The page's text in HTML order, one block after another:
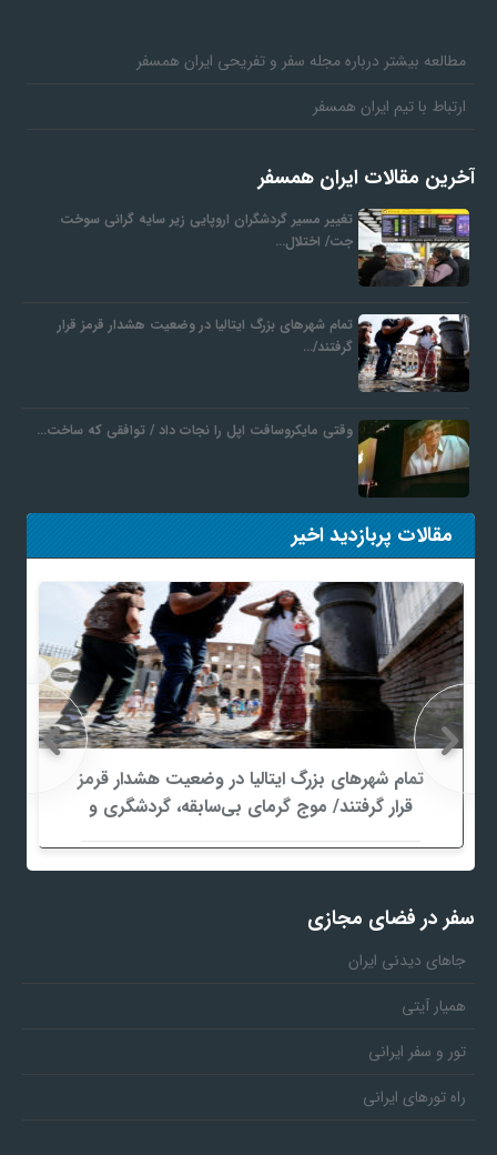
مطالعه بیشتر درباره مجله سفر و تفریحی ایران همسفر
ارتباط با تیم ایران همسفر
آخرین مقالات ایران همسفر
تغییر مسیر گردشگران اروپایی زیر سایه گرانی سوخت
جت/ اختلال…
تمام شهرهای بزرگ ایتالیا در وضعیت هشدار قرمز قرار
گرفتند/…
وقتی مایکروسافت اپل را نجات داد / توافقی که ساخت…
مقالات پربازدید اخیر
تمام شهرهای بزرگ ایتالیا در وضعیت هشدار قرمز
قرار گرفتند/ موج گرمای بی‌سابقه، گردشگری و
زیرساخت‌های اروپا را تحت فشار قرار داد
سفر در فضای مجازی
جاهای دیدنی ایران
همیار آیتی
تور و سفر ایرانی
راه تورهای ایرانی